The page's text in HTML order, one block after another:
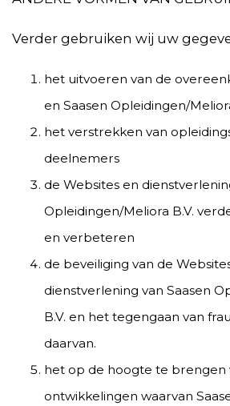
Verder gebruiken wij uw
het uitvoeren van de
en Saasen Opleidingen/
het verstrekken van
deelnemers
de Websites en
Opleidingen/Meliora B.V.
en verbeteren
de beveiliging van de
dienstverlening van Saasen
B.V. en het tegengaan van
daarvan.
het op de hoogte te brengen
ontwikkelingen waarvan